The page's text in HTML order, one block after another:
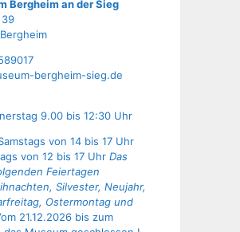
Berg­heim an der Sieg
bergheim-sieg.de
9.00 bis 12:30 Uhr
von 14 bis 17 Uhr
von 12 bis 17 Uhr Das
Feiertagen
Silvester, Neujahr,
Ostermontag und
21.12.2026 bis zum